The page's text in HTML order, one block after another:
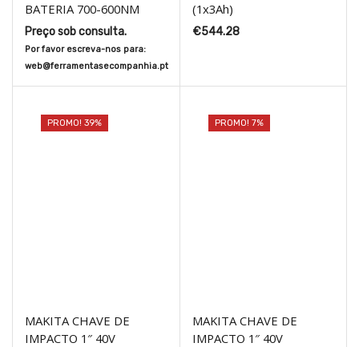
BATERIA 700-600NM
Preço sob consulta.
Por favor escreva-nos para:
web@ferramentasecompanhia.pt
(1x3Ah)
€544.28
PROMO! 39%
MAKITA CHAVE DE
IMPACTO 1″ 40V
PROMO! 7%
MAKITA CHAVE DE
IMPACTO 1″ 40V